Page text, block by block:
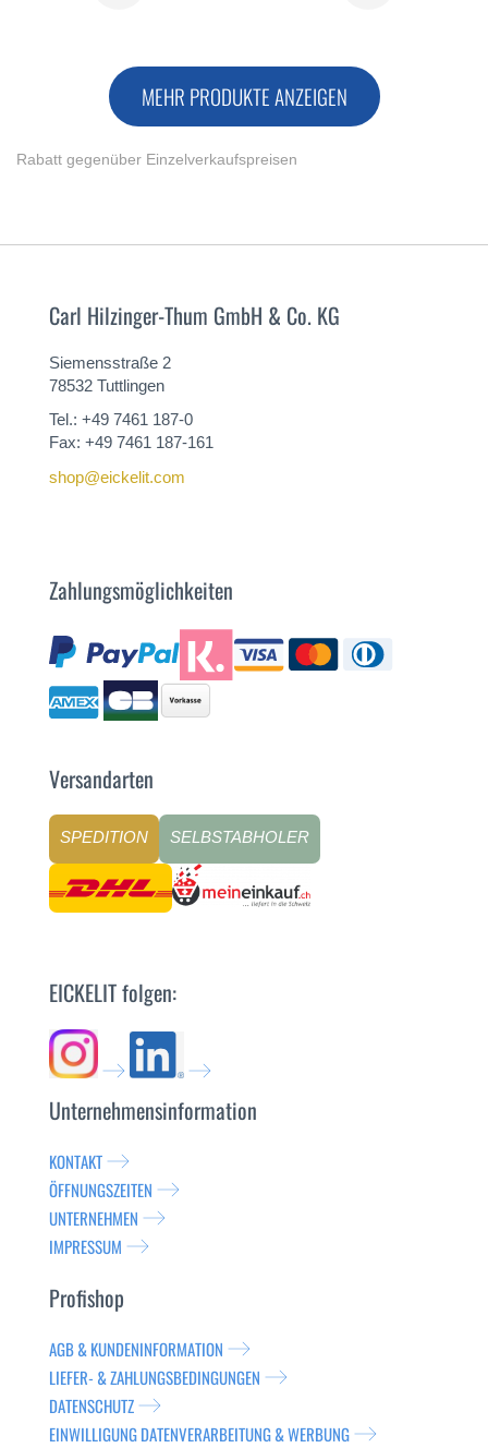
MEHR PRODUKTE ANZEIGEN
Rabatt gegenüber Einzelverkaufspreisen
Carl Hilzinger-Thum GmbH & Co. KG
Siemensstraße 2
78532 Tuttlingen
Tel.: +49 7461 187-0
Fax: +49 7461 187-161
shop@eickelit.com
Zahlungsmöglichkeiten
Versandarten
SPEDITION SELBSTABHOLER
EICKELIT folgen:
Unternehmensinformation
KONTAKT
ÖFFNUNGSZEITEN
UNTERNEHMEN
IMPRESSUM
Profishop
AGB & KUNDENINFORMATION
LIEFER- & ZAHLUNGSBEDINGUNGEN
DATENSCHUTZ
EINWILLIGUNG DATENVERARBEITUNG & WERBUNG